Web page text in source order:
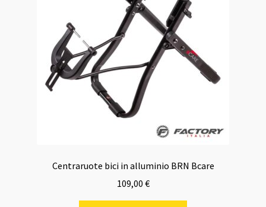
Centraruote bici in alluminio BRN Bcare
109,00 €